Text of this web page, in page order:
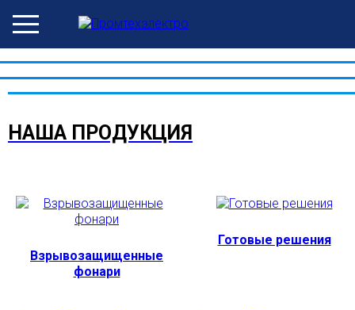
НАША ПРОДУКЦИЯ
Взрывозащищенные
фонари
Готовые решения